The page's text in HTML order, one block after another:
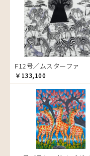
ニワトリ
バオバブの木
バッファロー
花
ヒョウ
フクロウ
ブドウの木
フラミンゴ
ヘビ
ペンギン
星空
マーケット
F12号／ムスターファ
￥133,100